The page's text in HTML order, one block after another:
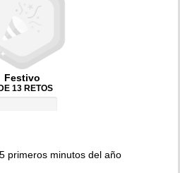
Festivo
13 RETOS
primeros minutos del año